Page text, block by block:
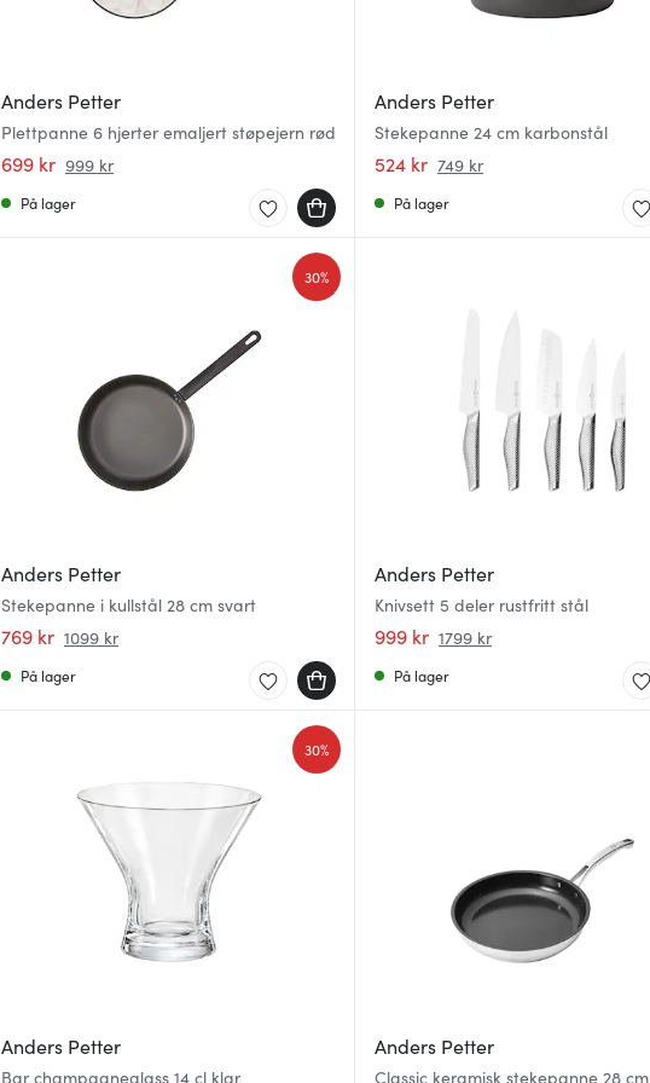
Anders Petter
Plettpanne 6 hjerter emaljert støpejern rød
699 kr 999 kr
På lager
Anders Petter
Stekepanne 24 cm karbonstål
524 kr 749 kr
På lager
Anders Petter
Stekepanne i kullstål 28 cm svart
769 kr 1099 kr
30%
På lager
Anders Petter
Knivsett 5 deler rustfritt stål
999 kr 1799 kr
På lager
Anders Petter
Bar champagneglass 14 cl klar
30%
Anders Petter
Classic keramisk stekepanne 28 cm